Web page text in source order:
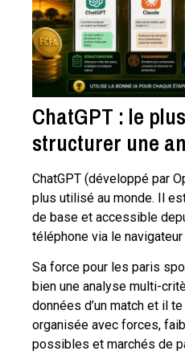
ChatGPT : le
structurer une
ChatGPT (développé par
plus utilisé au monde. Il
de base et accessible
téléphone via le navigateur
Sa force pour les paris
bien une analyse multi-
données d’un match et il
organisée avec forces,
possibles et marchés de